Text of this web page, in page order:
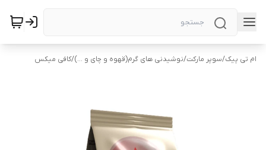
ام تی پیک/سوپر مارکت/نوشیدنی های گرم(قهوه و چای و ...)/کافی میکس